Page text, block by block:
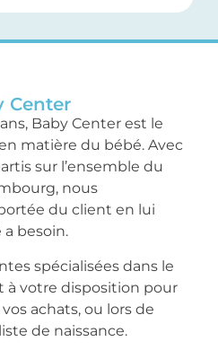
Center
Baby Center est le
matière du bébé. Avec
sur l’ensemble du
nous
du client en lui
besoin.
spécialisées dans le
à votre disposition pour
achats, ou lors de
de naissance.